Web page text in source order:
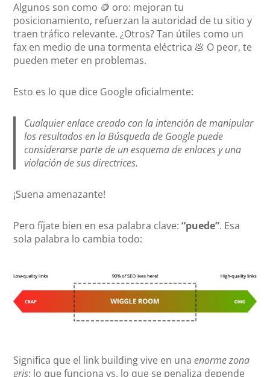
Algunos son como 🪙 oro: mejoran tu
posicionamiento, refuerzan la autoridad de tu sitio y
traen tráfico relevante. ¿Otros? Tan útiles como un
fax en medio de una tormenta eléctrica 💩 O peor, te
pueden meter en problemas.
Esto es lo que dice Google oficialmente:
Cualquier enlace creado con la intención de manipular
los resultados en la Búsqueda de Google puede
considerarse parte de un esquema de enlaces y una
violación de sus directrices.
¡Suena amenazante!
Pero fíjate bien en esa palabra clave:“puede”. Esa
sola palabra lo cambia todo:
Significa que el link building vive en unaenorme zona
gris: lo que funciona vs. lo que se penaliza depende